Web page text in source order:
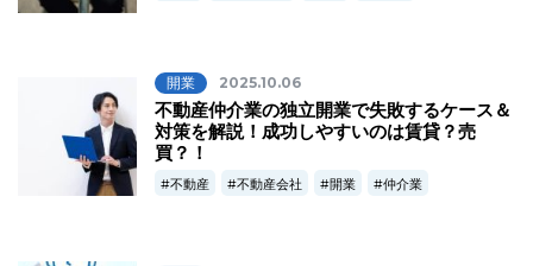
開業 2025.10.06
不動産仲介業の独立開業で失敗するケース＆
対策を解説！成功しやすいのは賃貸？売
買？！
不動産 不動産会社 開業 仲介業